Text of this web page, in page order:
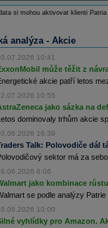
si mohou aktivovat klienti
analýza - Akcie
10:41
může těžit z
akcie patří letos
10:55
jako sázka na
dominovaly trhům akcie
16:39
Talk: Polovodiče dál
sektor má za
6:06
jako kombinace
se podle analýzy
10:00
vyhlídky pro Amazon.